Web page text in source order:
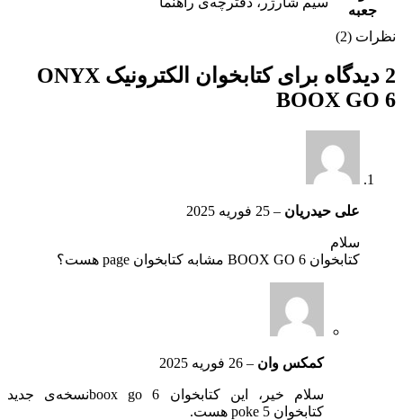
جعبه
نظرات (2)
2 دیدگاه برای
کتابخوان الکترونیک ONYX
BOOX GO 6
علی حیدریان – 25 فوریه 2025
سلام
کتابخوان BOOX GO 6 مشابه کتابخوان page هست؟
کمکس وان – 26 فوریه 2025
سلام خیر، این کتابخوان boox go 6نسخه‌ی جدید
کتابخوان poke 5 هست.